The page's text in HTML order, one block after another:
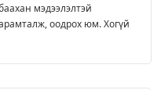
мэдээлэлтэй
оодрох юм. Хогүй